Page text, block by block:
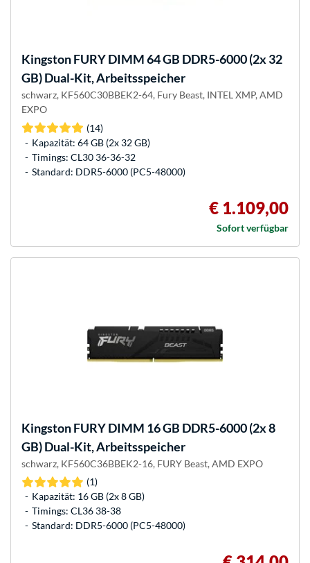
Kingston FURYDIMM 64 GB DDR5-6000 (2x 32
GB) Dual-Kit, Arbeitsspeicher
schwarz, KF560C30BBEK2-64, Fury Beast, INTEL XMP, AMD
EXPO
(14)
Kapazität: 64 GB (2x 32 GB)
Timings: CL30 36-36-32
Standard: DDR5-6000 (PC5-48000)
€ 1.109,00
Sofort verfügbar
Kingston FURYDIMM 16 GB DDR5-6000 (2x 8
GB) Dual-Kit, Arbeitsspeicher
schwarz, KF560C36BBEK2-16, FURY Beast, AMD EXPO
(1)
Kapazität: 16 GB (2x 8 GB)
Timings: CL36 38-38
Standard: DDR5-6000 (PC5-48000)